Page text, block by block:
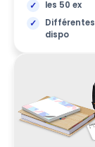
les 50 ex
dispo